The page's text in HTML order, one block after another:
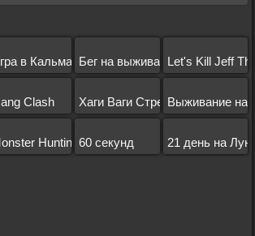
в КальмараБег на выживаниеLet's Kill Jeff
Clash Хаги Ваги СтрелялкаВыживание на
Hunting City Shoot
60 секунд 21 день на